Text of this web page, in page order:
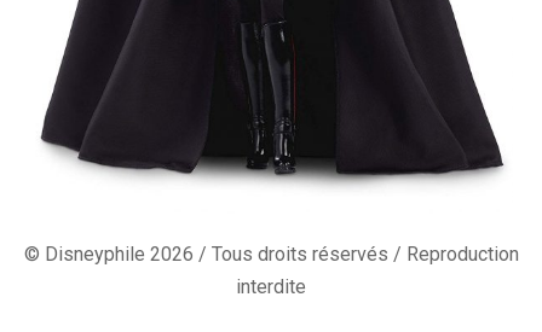
© Disneyphile 2026 / Tous droits réservés / Reproduction
interdite